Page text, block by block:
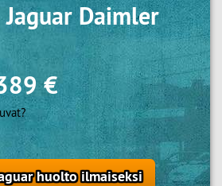
Jaguar Daimler
€
huolto ilmaiseksi